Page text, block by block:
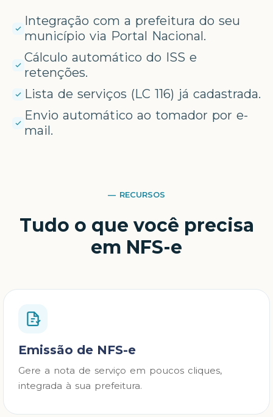
Integração com a prefeitura do seu
município via Portal Nacional.
Cálculo automático do ISS e
retenções.
Lista de serviços (LC 116) já cadastrada.
Envio automático ao tomador por e-
mail.
— RECURSOS
Tudo o que você precisa
em NFS-e
Emissão de NFS-e
Gere a nota de serviço em poucos cliques,
integrada à sua prefeitura.